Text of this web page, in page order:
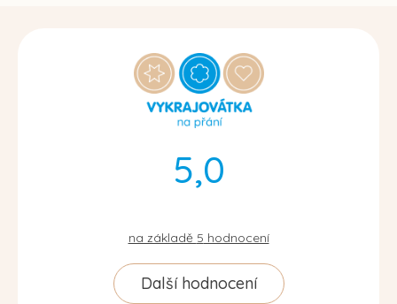
5,0
na základě 5 hodnocení
Další hodnocení